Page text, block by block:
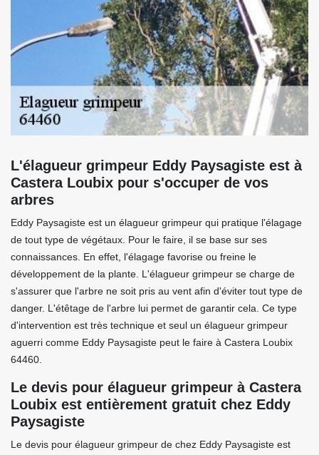
L'élagueur grimpeur Eddy Paysagiste est à
Castera Loubix pour s'occuper de vos
arbres
Eddy Paysagiste est un élagueur grimpeur qui pratique l'élagage
de tout type de végétaux. Pour le faire, il se base sur ses
connaissances. En effet, l'élagage favorise ou freine le
développement de la plante. L'élagueur grimpeur se charge de
s'assurer que l'arbre ne soit pris au vent afin d'éviter tout type de
danger. L'étêtage de l'arbre lui permet de garantir cela. Ce type
d'intervention est très technique et seul un élagueur grimpeur
aguerri comme Eddy Paysagiste peut le faire à Castera Loubix
64460.
Le devis pour élagueur grimpeur à Castera
Loubix est entièrement gratuit chez Eddy
Paysagiste
Le devis pour élagueur grimpeur de chez Eddy Paysagiste est